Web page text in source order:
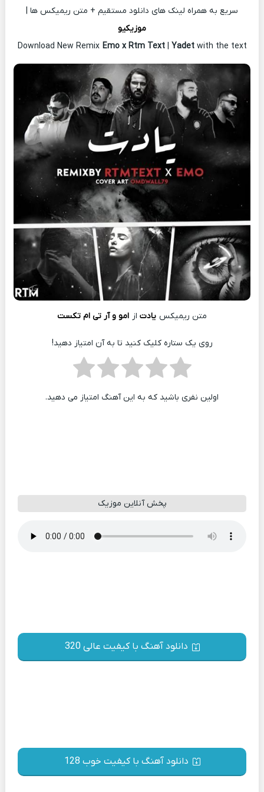
سریع به همراه لینک های دانلود مستقیم + متن ریمیکس ها |
موزیکیو
Download New Remix Emo x Rtm Text| Yadet with the text
متن ریمیکس یادت از امو و آر تی ام تکست
روی یک ستاره کلیک کنید تا به آن امتیاز دهید!
اولین نفری باشید که به این آهنگ امتیاز می دهید.
پخش آنلاین موزیک
دانلود آهنگ با کیفیت عالی 320
دانلود آهنگ با کیفیت خوب 128